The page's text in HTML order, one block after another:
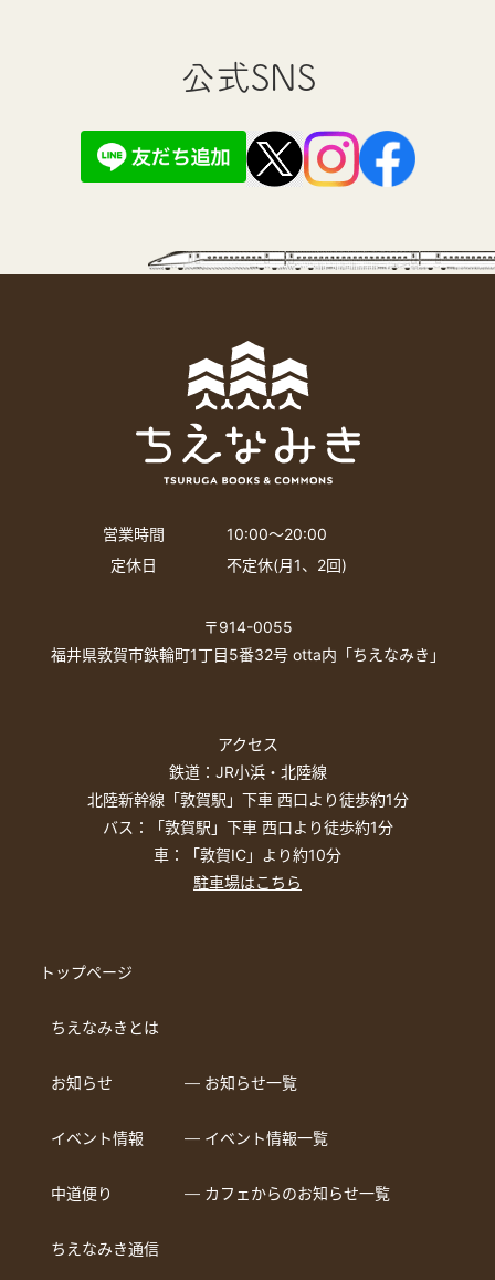
公式SNS
営業時間
10:00〜20:00
定休日
不定休(月1、2回)
〒914-0055
福井県敦賀市鉄輪町1丁目5番32号 otta内「ちえなみき」
アクセス
鉄道：JR小浜・北陸線
北陸新幹線「敦賀駅」下車 西口より徒歩約1分
バス：「敦賀駅」下車 西口より徒歩約1分
車：「敦賀IC」より約10分
駐車場はこちら
トップページ
ちえなみきとは
お知らせ ― お知らせ一覧
イベント情報 ― イベント情報一覧
中道便り ― カフェからのお知らせ一覧
ちえなみき通信